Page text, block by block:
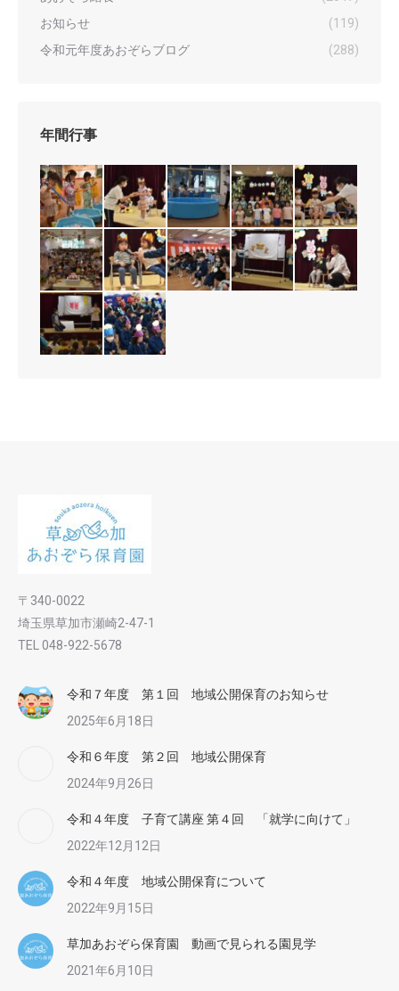
お知らせ
(119)
令和元年度あおぞらブログ
(288)
年間行事
〒340-0022
埼玉県草加市瀬崎2-47-1
TEL 048-922-5678
令和７年度 第１回 地域公開保育のお知らせ
2025年6月18日
令和６年度 第２回 地域公開保育
2024年9月26日
令和４年度 子育て講座 第４回 「就学に向けて」
2022年12月12日
令和４年度 地域公開保育について
2022年9月15日
草加あおぞら保育園 動画で見られる園見学
2021年6月10日